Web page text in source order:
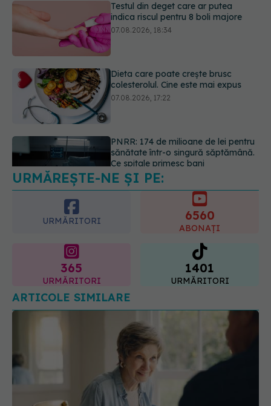
Dieta care poate crește brusc
colesterolul. Cine este mai expus
07.08.2026, 17:22
PNRR: 174 de milioane de lei pentru
sănătate într-o singură săptămână.
Ce spitale primesc bani
Ce spune culoarea ta preferată
despre vârsta pe care o ai. Care
este "codul cromatic" al generațiilor
07.08.2026, 21:29
URMĂREȘTE-NE ȘI PE:
URMĂRITORI
365 1401
ARTICOLE SIMILARE